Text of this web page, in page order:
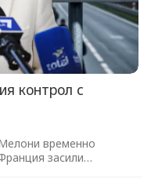
контрол с
временно
засили